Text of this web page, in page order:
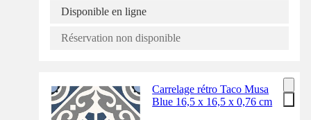
Disponible en ligne
Réservation non disponible
Carrelage rétro Taco Musa
Blue 16,5 x 16,5 x 0,76 cm